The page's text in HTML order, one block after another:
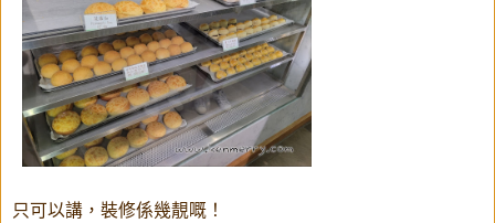
只可以講，裝修係幾靚嘅！